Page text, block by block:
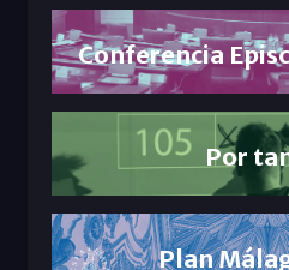
Conferencia
Por
Plan